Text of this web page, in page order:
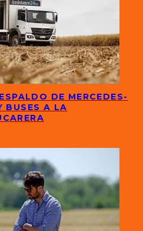
DE MERCEDES-
BUSES A LA